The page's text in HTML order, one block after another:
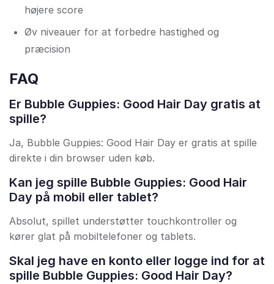
højere score
Øv niveauer for at forbedre hastighed og
præcision
FAQ
Er Bubble Guppies: Good Hair Day gratis at
spille?
Ja, Bubble Guppies: Good Hair Day er gratis at spille
direkte i din browser uden køb.
Kan jeg spille Bubble Guppies: Good Hair
Day på mobil eller tablet?
Absolut, spillet understøtter touchkontroller og
kører glat på mobiltelefoner og tablets.
Skal jeg have en konto eller logge ind for at
spille Bubble Guppies: Good Hair Day?